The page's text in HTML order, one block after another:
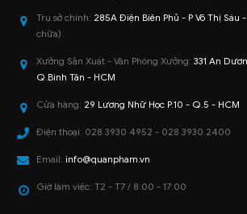
Trụ sở chính: 285A Điện Biên Phủ - P Võ Thị Sáu
chữa)
Xưởng Sản Xuất - Văn Phòng Xưởng: 331 An
Q.Bình Tân - HCM
Cửa hàng: 29 Lương Nhữ Học P.10 - Q.5 - HCM
Điện thoại: 028 3930 4952 - 028 3930 2400
Email: info@quanpham.vn
Giờ làm việc: T2 - T7 / 8:00 - 17:00